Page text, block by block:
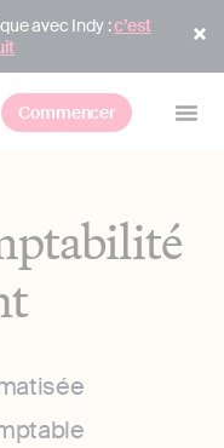
avec Indy :c’est
Commencer